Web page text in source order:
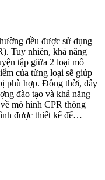
đều được sử dụng
Tuy nhiên, khả năng
tập giữa 2 loại mô
của từng loại sẽ giúp
phù hợp. Đồng thời, đây
đào tạo và khả năng
mô hình CPR thông
được thiết kế để…